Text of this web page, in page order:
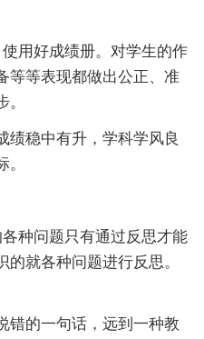
用好成绩册。对学生的作
等等表现都做出公正、准
稳中有升，学科学风良
种问题只有通过反思才能
就各种问题进行反思。
的一句话，远到一种教